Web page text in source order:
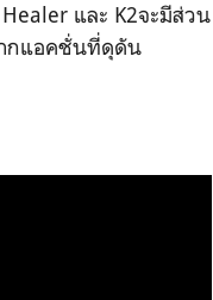
และ K2จะมีส่วน
ากแอคชั่นที่ดุดัน